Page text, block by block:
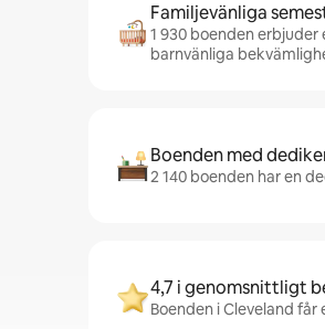
Familjevänliga
1 930 boenden
barnvänliga
Boenden med
2 140 boenden har en
4,7 i genomsnittligt
Boenden i Cleveland